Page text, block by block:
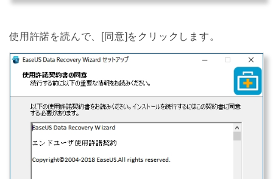
使用許諾を読んで、[同意]をクリックします。